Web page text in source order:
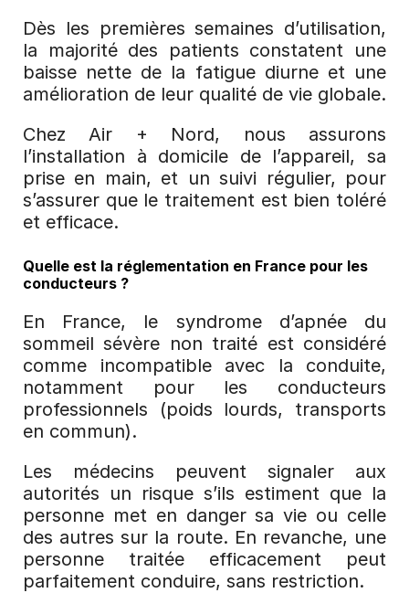
Dès les premières semaines d’utilisation,
la majorité des patients constatent une
baisse nette de la fatigue diurne et une
amélioration de leur qualité de vie globale.
Chez Air + Nord, nous assurons
l’installation à domicile de l’appareil, sa
prise en main, et un suivi régulier, pour
s’assurer que le traitement est bien toléré
et efficace.
Quelle est la réglementation en France pour les
conducteurs ?
En France, le syndrome d’apnée du
sommeil sévère non traité est considéré
comme incompatible avec la conduite,
notamment pour les conducteurs
professionnels (poids lourds, transports
en commun).
Les médecins peuvent signaler aux
autorités un risque s’ils estiment que la
personne met en danger sa vie ou celle
des autres sur la route. En revanche, une
personne traitée efficacement peut
parfaitement conduire, sans restriction.